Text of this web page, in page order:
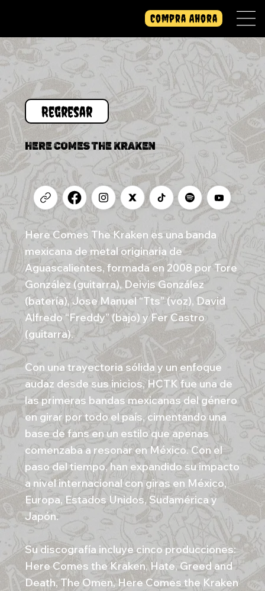
Compra Ahora
Regresar
HERE COMES THE KRAKEN
Here Comes The Kraken es una banda
mexicana de metal originaria de
Aguascalientes, formada en 2008 por Tore
González (guitarra), Deivis González
(batería), Jose Manuel “Tts” (voz), David
Alfredo “Freddy” (bajo) y Fer Castro
(guitarra).
Con una trayectoria sólida y un enfoque
audaz desde sus inicios, HCTK fue una de
las primeras bandas mexicanas del género
en girar por todo el país, cimentando una
base de fans en un estilo que apenas
comenzaba a resonar en México. Con el
paso del tiempo, han expandido su impacto
a nivel internacional con giras en México,
Europa, Estados Unidos, Sudamérica y
Japón.
Su discografía incluye cinco producciones:
Here Comes the Kraken, Hate, Greed and
Death, The Omen, Here Comes the Kraken